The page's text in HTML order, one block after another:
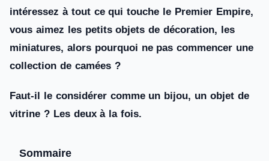
intéressez à tout ce qui touche le Premier Empire,
vous aimez les petits objets de décoration, les
miniatures, alors pourquoi ne pas commencer une
collection de camées ?
Faut-il le considérer comme un bijou, un objet de
vitrine ? Les deux à la fois.
Sommaire